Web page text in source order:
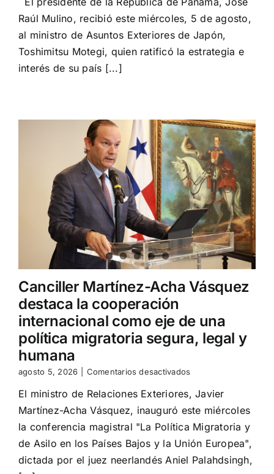
de
la
Línea
3
del
de
Neutralidad,
puntos
del
encuentro
entre
el
presidente
Mulino
y
el
canciller
japonés
Motegi
Raúl Mulino, recibió este miércoles, 5 de agosto,
al ministro de Asuntos Exteriores de Japón,
Toshimitsu Motegi, quien ratificó la estrategia e
interés de su país [...]
Canciller Martínez-Acha Vásquez
destaca la cooperación
internacional como eje de una
política migratoria segura, legal y
humana
agosto 5, 2026 Comentarios desactivadosen
Martínez-
Acha
Vásquez
destaca
la
cooperación
internacional
El ministro de Relaciones Exteriores, Javier
Martínez-Acha Vásquez, inauguró este miércoles
la conferencia magistral "La Política Migratoria y
de Asilo en los Países Bajos y la Unión Europea",
dictada por el juez neerlandés Aniel Palahdsingh,